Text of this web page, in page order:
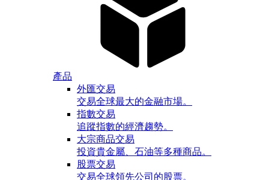
產品
外匯交易
交易全球最大的金融市場。
指數交易
追蹤指數的經濟趨勢。
大宗商品交易
投資貴金屬、石油等多種商品。
股票交易
交易全球領先公司的股票。